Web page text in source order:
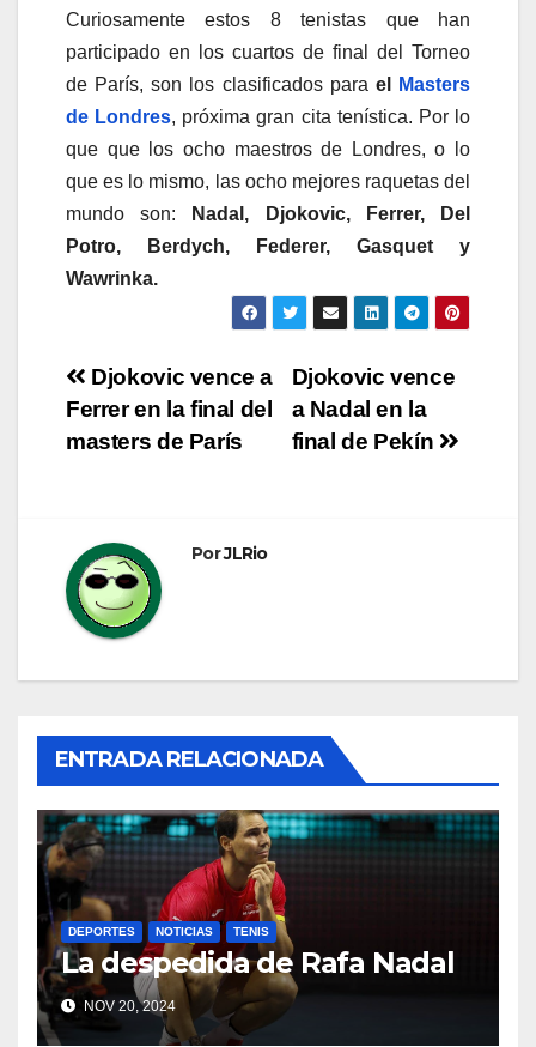
Curiosamente estos 8 tenistas que han
participado en los cuartos de final del Torneo
de París, son los clasificados para el
Masters
de Londres, próxima gran cita tenística. Por lo
que que los ocho maestros de Londres, o lo
que es lo mismo, las ocho mejores raquetas del
mundo son:
Nadal, Djokovic, Ferrer, Del
Potro, Berdych, Federer, Gasquet y
Wawrinka.
Navegación
de
Djokovic vence
a Nadal en la
final de Pekín
Djokovic vence a
Ferrer en la final del
masters de París
PorJLRio
ENTRADA RELACIONADA
DEPORTES NOTICIAS TENIS
La despedida de Rafa Nadal
NOV 20, 2024